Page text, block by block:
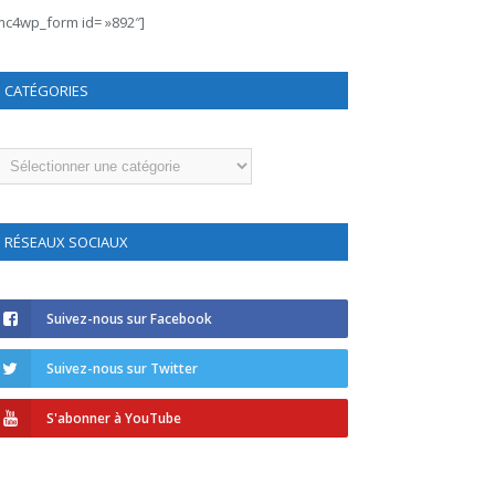
id= »892″]
CATÉGORIES
RÉSEAUX SOCIAUX
Suivez-nous sur Facebook
Suivez-nous sur Twitter
S'abonner à YouTube